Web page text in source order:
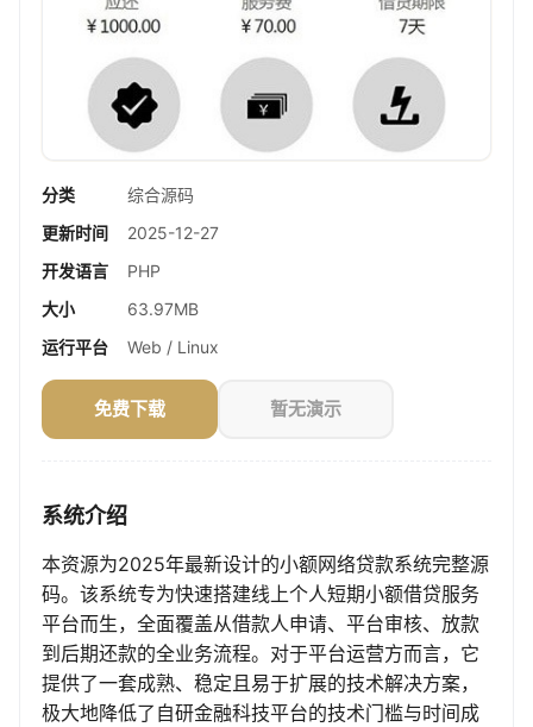
分类
综合源码
更新时间
2025-12-27
开发语言
PHP
大小
63.97MB
运行平台
Web / Linux
免费下载 暂无演示
系统介绍
本资源为2025年最新设计的小额网络贷款系统完整源
码。该系统专为快速搭建线上个人短期小额借贷服务
平台而生，全面覆盖从借款人申请、平台审核、放款
到后期还款的全业务流程。对于平台运营方而言，它
提供了一套成熟、稳定且易于扩展的技术解决方案，
极大地降低了自研金融科技平台的技术门槛与时间成